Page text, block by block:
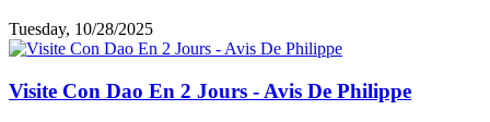
Tuesday, 10/28/2025
Visite Con Dao En 2 Jours - Avis De Philippe